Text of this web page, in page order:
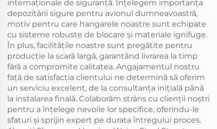
internaționale de siguranță. Înțelegem importanța
depozitării sigure pentru avionul dumneavoastră,
motiv pentru care hangarele noastre sunt echipate
cu sisteme robuste de blocare și materiale ignifuge.
În plus, facilitățile noastre sunt pregătite pentru
producție la scară largă, garantând livrarea la timp
fără a compromite calitatea. Angajamentul nostru
față de satisfacția clientului ne determină să oferim
un serviciu excelent, de la consultanța inițială până
la instalarea finală. Colaborăm strâns cu clienții noștri
pentru a înțelege nevoile lor specifice, oferindu-le
sfaturi și sprijin expert pe durata întregului proces.